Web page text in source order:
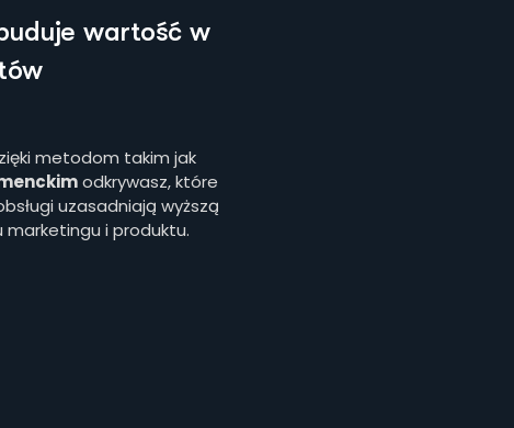
wartość w
metodom takim jak
odkrywasz, które
uzasadniają wyższą
marketingu i produktu.